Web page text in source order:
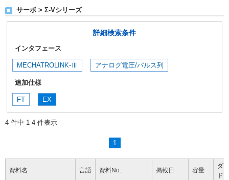
サーボ > Σ-Vシリーズ
詳細検索条件
インタフェース
MECHATROLINK-Ⅲ アナログ電圧/パルス列
追加仕様
FT EX
4 件中 1-4 件表示
1
資料名 言語 資料No. 掲載日 容量
ダ
ド